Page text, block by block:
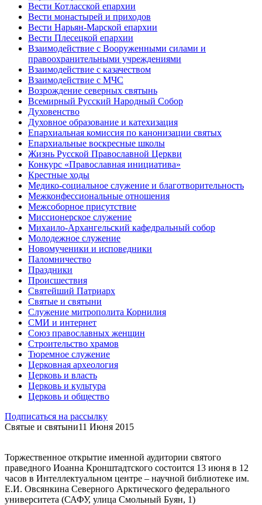
Вести Котласской епархии
Вести монастырей и приходов
Вести Нарьян-Марской епархии
Вести Плесецкой епархии
Взаимодействие с Вооруженными силами и
правоохранительными учреждениями
Взаимодействие с казачеством
Взаимодействие с МЧС
Возрождение северных святынь
Всемирный Русский Народный Собор
Духовенство
Духовное образование и катехизация
Епархиальная комиссия по канонизации святых
Епархиальные воскресные школы
Жизнь Русской Православной Церкви
Конкурс «Православная инициатива»
Крестные ходы
Медико-социальное служение и благотворительность
Межконфессиональные отношения
Межсоборное присутствие
Миссионерское служение
Михаило-Архангельский кафедральный собор
Молодежное служение
Новомученики и исповедники
Паломничество
Праздники
Происшествия
Святейший Патриарх
Святые и святыни
Служение митрополита Корнилия
СМИ и интернет
Союз православных женщин
Строительство храмов
Тюремное служение
Церковная археология
Церковь и власть
Церковь и культура
Церковь и общество
Подписаться на рассылку
Святые и святыни11 Июня 2015
Торжественное открытие именной аудитории святого
праведного Иоанна Кронштадтского состоится 13 июня в 12
часов в Интеллектуальном центре – научной библиотеке им.
Е.И. Овсянкина Северного Арктического федерального
университета (САФУ, улица Смольный Буян, 1)